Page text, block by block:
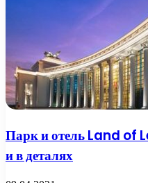
Парк и отель Land of
и в деталях